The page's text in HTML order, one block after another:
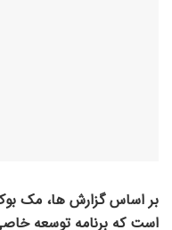
بر اساس گزارش ها، مک
است که برنامه توسعه خاصی